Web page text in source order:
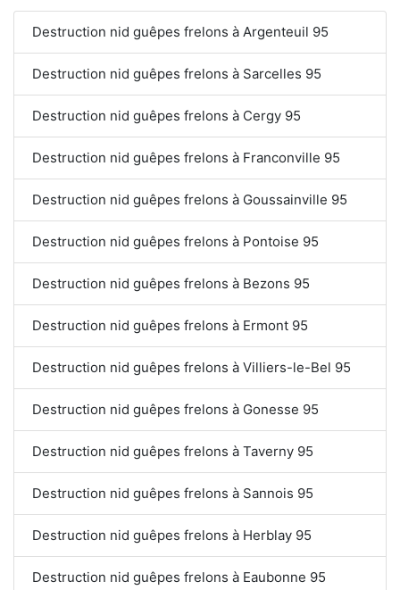
Destruction nid guêpes frelons à Argenteuil 95
Destruction nid guêpes frelons à Sarcelles 95
Destruction nid guêpes frelons à Cergy 95
Destruction nid guêpes frelons à Franconville 95
Destruction nid guêpes frelons à Goussainville 95
Destruction nid guêpes frelons à Pontoise 95
Destruction nid guêpes frelons à Bezons 95
Destruction nid guêpes frelons à Ermont 95
Destruction nid guêpes frelons à Villiers-le-Bel 95
Destruction nid guêpes frelons à Gonesse 95
Destruction nid guêpes frelons à Taverny 95
Destruction nid guêpes frelons à Sannois 95
Destruction nid guêpes frelons à Herblay 95
Destruction nid guêpes frelons à Eaubonne 95